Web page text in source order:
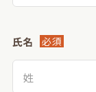
氏名 必須